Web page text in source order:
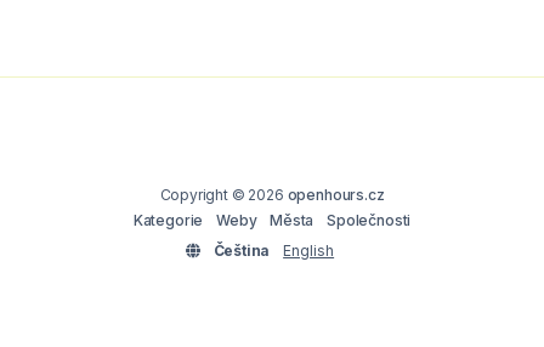
Copyright © 2026 openhours.cz
Kategorie
Weby Města
Společnosti
Čeština
English